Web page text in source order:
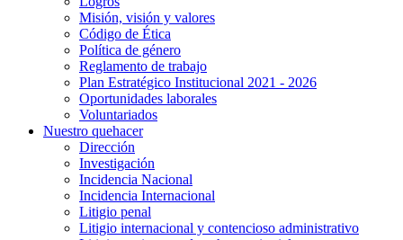
Misión, visión y valores
Código de Ética
Política de género
Reglamento de trabajo
Plan Estratégico Institucional 2021 - 2026
Oportunidades laborales
Voluntariados
Nuestro quehacer
Dirección
Investigación
Incidencia Nacional
Incidencia Internacional
Litigio penal
Litigio internacional y contencioso administrativo